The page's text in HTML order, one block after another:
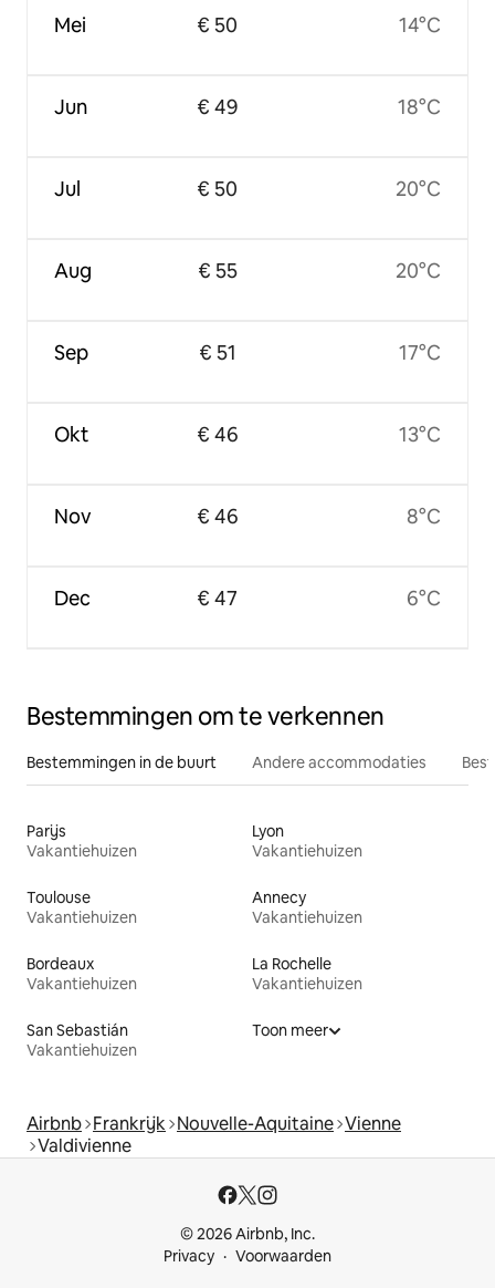
Mei
Jun
Jul
Aug
Sep
Okt
Nov
Dec
€ 50
€ 49
€ 50
€ 55
€ 51
€ 46
€ 46
€ 47
14°C
18°C
20°C
20°C
17°C
13°C
8°C
6°C
Bestemmingen om te verkennen
Bestemmingen in de buurt Andere accommodaties
Parijs
Vakantiehuizen
Lyon
Vakantiehuizen
Toulouse
Vakantiehuizen
Annecy
Vakantiehuizen
Bordeaux
Vakantiehuizen
La Rochelle
Vakantiehuizen
San Sebastián
Vakantiehuizen
Toon meer
Airbnb Frankrijk Nouvelle-Aquitaine Vienne
Valdivienne
© 2026 Airbnb, Inc.
Privacy
Voorwaarden